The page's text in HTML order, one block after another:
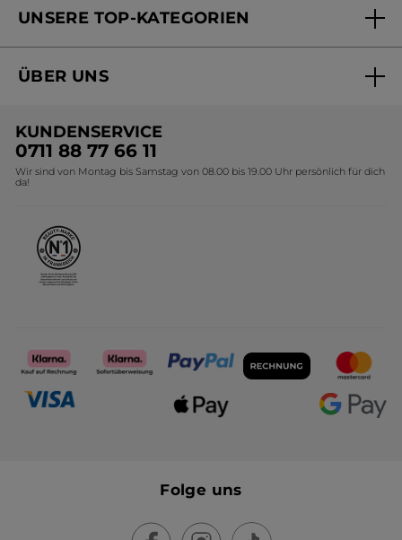
Online Preisliste
Versandhandel Preisliste
UNSERE TOP-KATEGORIEN
Black Friday Yves Rocher
Geschenkideen Yves Rocher
Kollektion Monoi Yves Rocher
ÜBER UNS
Umweltstiftung YR
Affiliate Programm
KUNDENSERVICE
0711 88 77 66 11
Wir sind von Montag bis Samstag von 08.00 bis 19.00 Uhr persönlich für dich
da!
Folge uns